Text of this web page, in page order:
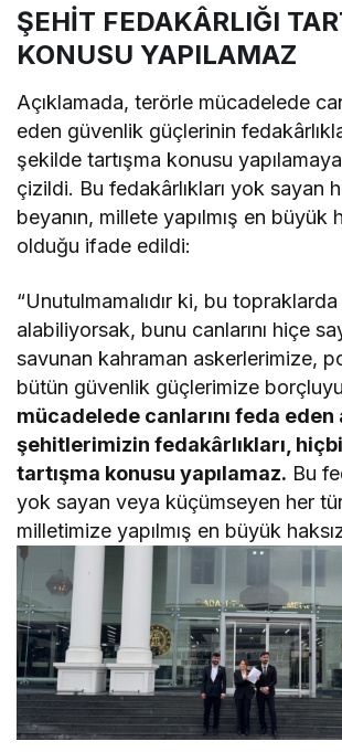
ŞEHİT FEDAKÂRLIĞI
KONUSU YAPILAMAZ
Açıklamada, terörle mücadelede
eden güvenlik güçlerinin
şekilde tartışma konusu
çizildi. Bu fedakârlıkları yok sayan
beyanın, millete yapılmış en büyük
olduğu ifade edildi:
“Unutulmamalıdır ki, bu
alabiliyorsak, bunu canlarını hiçe
savunan kahraman askerlerimize,
bütün güvenlik güçlerimize
mücadelede canlarını feda eden
şehitlerimizin fedakârlıkları,
tartışma konusu yapılamaz. Bu
yok sayan veya küçümseyen her
milletimize yapılmış en büyük